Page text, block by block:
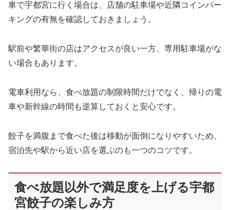
車で宇都宮に行く場合は、店舗の駐車場や近隣コインパー
キングの有無を確認しておきましょう。
駅前や繁華街の店はアクセスが良い一方、専用駐車場がな
い場合もあります。
電車利用なら、食べ放題の制限時間だけでなく、帰りの電
車や新幹線の時間も逆算しておくと安心です。
餃子を満腹まで食べた後は移動が面倒になりやすいため、
宿泊先や駅から近い店を選ぶのも一つのコツです。
食べ放題以外で満足度を上げる宇都
宮餃子の楽しみ方